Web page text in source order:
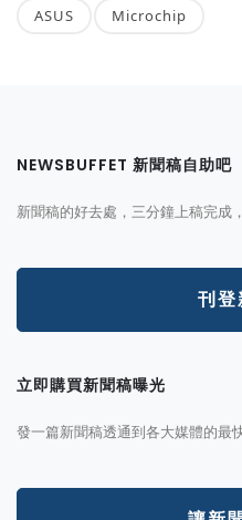
ASUS Microchip
NEWSBUFFET 新聞稿自助吧
新聞稿的好去處，三分鐘上稿完成
刊登
立即購買新聞稿曝光
發一篇新聞稿透通到各大媒體的最